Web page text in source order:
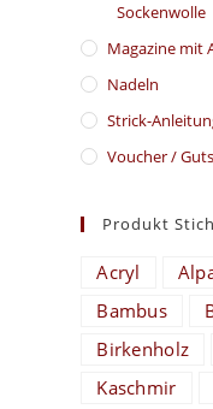
Sockenwolle
Magazine mit
Nadeln
Strick-
Voucher /
Produkt
Acryl
Bambus
Birkenholz
Kaschmir